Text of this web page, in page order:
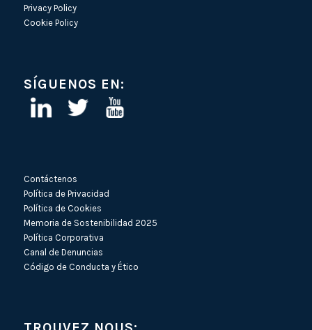
Privacy Policy
Cookie Policy
SÍGUENOS EN:
Contáctenos
Política de Privacidad
Política de Cookies
Memoria de Sostenibilidad 2025
Política Corporativa
Canal de Denuncias
Código de Conducta y Ético